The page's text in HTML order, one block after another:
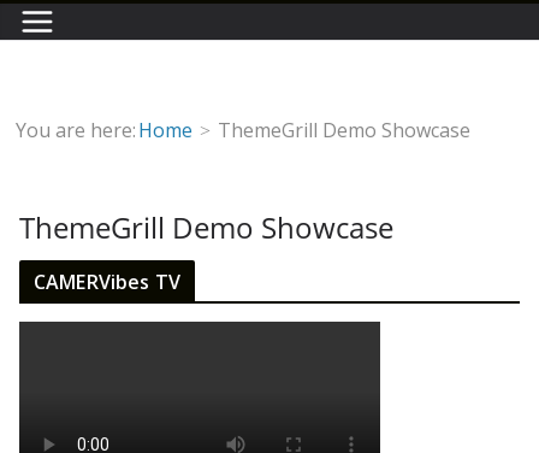
You are here:Home ThemeGrill Demo Showcase
ThemeGrill Demo Showcase
CAMERVibes TV